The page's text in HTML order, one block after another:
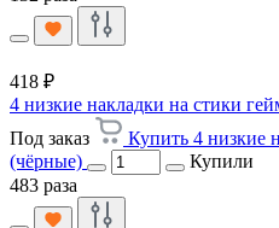
418 ₽
4 низкие накладки на стики
Под заказ
Купить 4 низкие
(чёрные)
Купили
483 раза